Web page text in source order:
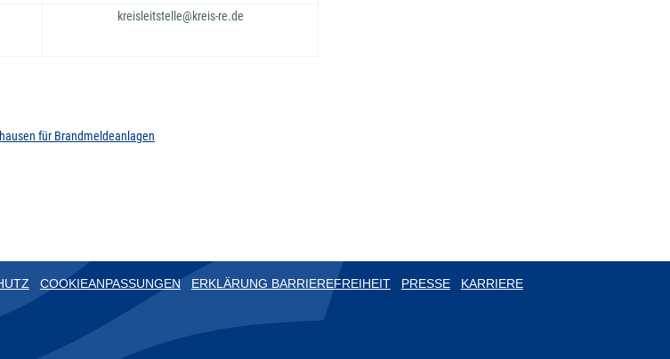
kreisleitstelle@kreis-re.de
für Brandmeldeanlagen
COOKIEANPASSUNGEN ERKLÄRUNG BARRIEREFREIHEIT PRESSE
KARRIERE